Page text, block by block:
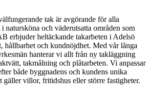
tak är avgörande för alla
natursköna och väderutsatta områden som
erbjuder heltäckande takarbeten i Adelsö
hållbarhet och kundnöjdhet. Med vår långa
hanterar vi allt från ny takläggning
takmålning och plåtarbeten. Vi anpassar
både byggnadens och kundens unika
gäller villor, fritidshus eller större fastigheter.